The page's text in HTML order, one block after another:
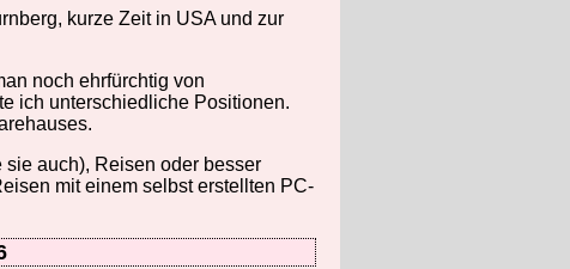
kurze Zeit in USA und zur
noch ehrfürchtig von
ich unterschiedliche Positionen.
auch), Reisen oder besser
mit einem selbst erstellten PC-